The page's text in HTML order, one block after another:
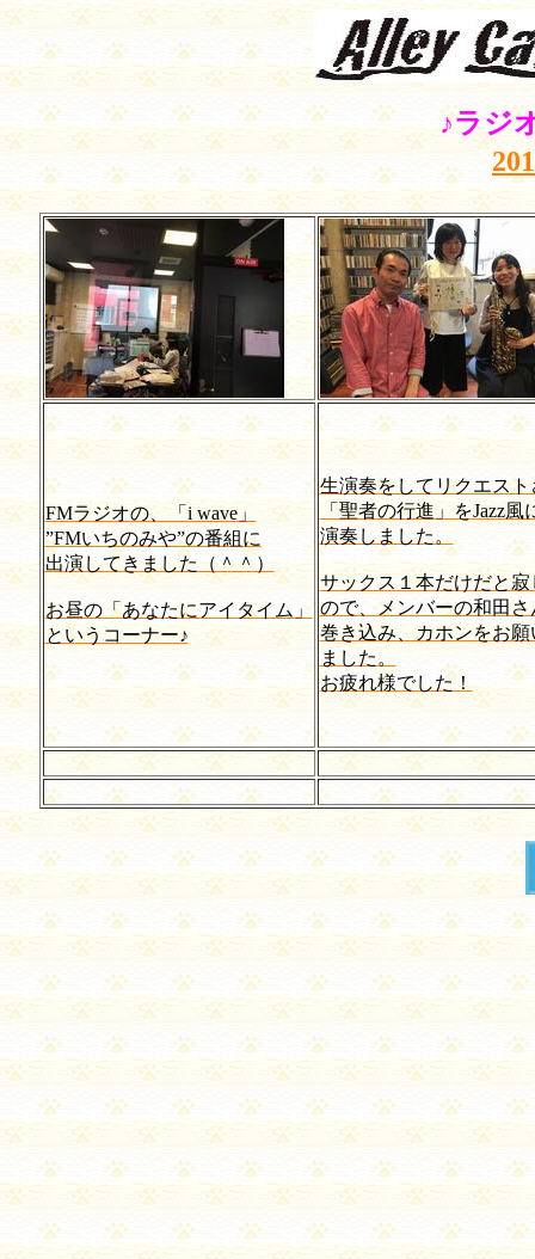
♪ラジ
FMラジオの、「i wave」
”FMいちのみや”の番組に
出演してきました（＾＾）
お昼の「あなたにアイタイム」
というコーナー♪
生演奏をしてリクエスト
「聖者の行進」をJazz風
演奏しました。
サックス１本だけだと寂
ので、メンバーの和田さ
巻き込み、カホンをお願
ました。
お疲れ様でした！